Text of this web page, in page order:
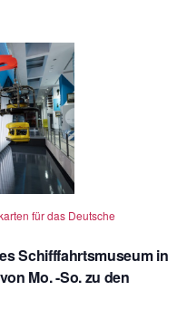
Schifffahrtsmuseum in
Mo. -So. zu den
für das Deutsche